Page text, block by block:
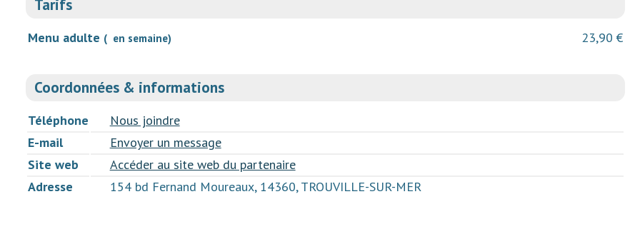
Tarifs
Menu adulte ( en semaine) 23,90 €
Coordonnées & informations
Téléphone
Nous joindre
E-mail
Envoyer un message
Site web
Accéder au site web du partenaire
Adresse
154 bd Fernand Moureaux, 14360, TROUVILLE-SUR-MER